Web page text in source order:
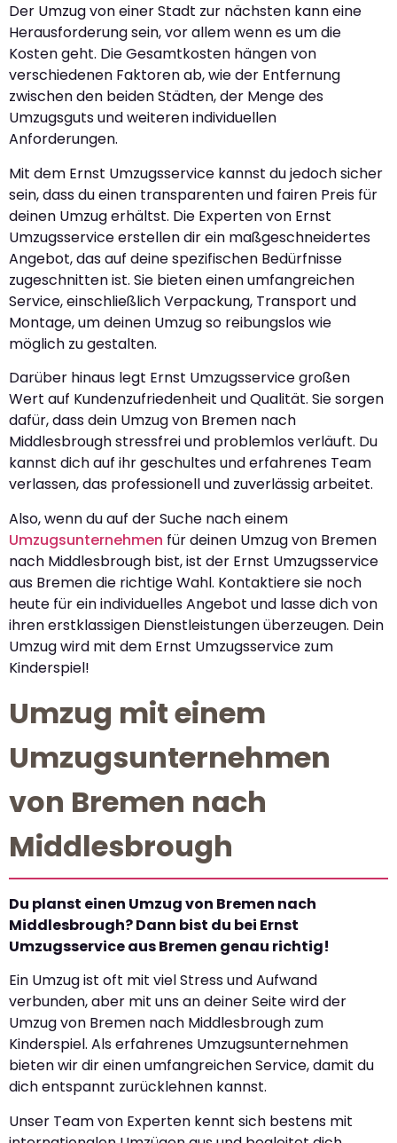
Der Umzug von einer Stadt zur nächsten kann eine
Herausforderung sein, vor allem wenn es um die
Kosten geht. Die Gesamtkosten hängen von
verschiedenen Faktoren ab, wie der Entfernung
zwischen den beiden Städten, der Menge des
Umzugsguts und weiteren individuellen
Anforderungen.
Mit dem Ernst Umzugsservice kannst du jedoch sicher
sein, dass du einen transparenten und fairen Preis für
deinen Umzug erhältst. Die Experten von Ernst
Umzugsservice erstellen dir ein maßgeschneidertes
Angebot, das auf deine spezifischen Bedürfnisse
zugeschnitten ist. Sie bieten einen umfangreichen
Service, einschließlich Verpackung, Transport und
Montage, um deinen Umzug so reibungslos wie
möglich zu gestalten.
Darüber hinaus legt Ernst Umzugsservice großen
Wert auf Kundenzufriedenheit und Qualität. Sie sorgen
dafür, dass dein Umzug von Bremen nach
Middlesbrough stressfrei und problemlos verläuft. Du
kannst dich auf ihr geschultes und erfahrenes Team
verlassen, das professionell und zuverlässig arbeitet.
Also, wenn du auf der Suche nach einem
Umzugsunternehmen für deinen Umzug von Bremen
nach Middlesbrough bist, ist der Ernst Umzugsservice
aus Bremen die richtige Wahl. Kontaktiere sie noch
heute für ein individuelles Angebot und lasse dich von
ihren erstklassigen Dienstleistungen überzeugen. Dein
Umzug wird mit dem Ernst Umzugsservice zum
Kinderspiel!
Umzug mit einem
Umzugsunternehmen
von Bremen nach
Middlesbrough
Du planst einen Umzug von Bremen nach
Middlesbrough? Dann bist du bei Ernst
Umzugsservice aus Bremen genau richtig!
Ein Umzug ist oft mit viel Stress und Aufwand
verbunden, aber mit uns an deiner Seite wird der
Umzug von Bremen nach Middlesbrough zum
Kinderspiel. Als erfahrenes Umzugsunternehmen
bieten wir dir einen umfangreichen Service, damit du
dich entspannt zurücklehnen kannst.
Unser Team von Experten kennt sich bestens mit